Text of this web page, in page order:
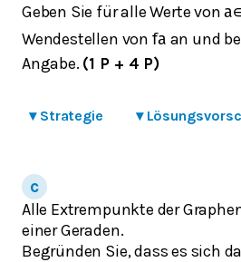
Geben Sie für alle Werte vona
Wendestellen von fa an und
Angabe. (1 P + 4 P)
▾ Strategie ▾
Alle Extrempunkte der
einer Geraden.
Begründen Sie, dass es sich